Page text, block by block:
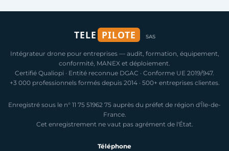
TELE PILOTE SAS
Intégrateur drone pour entreprises — audit, formation, équipement,
conformité, MANEX et déploiement.
Certifié Qualiopi · Entité reconnue DGAC · Conforme UE 2019/947.
+3 000 professionnels formés depuis 2014 · 500+ entreprises clientes.
Enregistré sous le n° 11 75 51962 75 auprès du préfet de région d'Île-de-
France.
Cet enregistrement ne vaut pas agrément de l'État.
Téléphone